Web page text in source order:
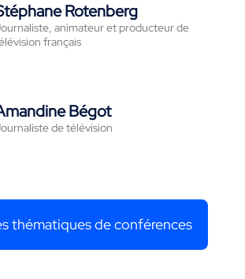
Rotenberg
animateur et producteur de
français
Bégot
de télévision
thématiques de conférences